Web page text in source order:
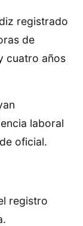
registrado
de
cuatro años
laboral
oficial.
registro